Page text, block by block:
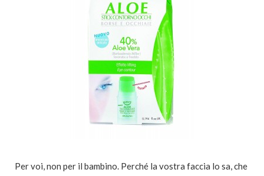
Per voi, non per il bambino. Perché la vostra faccia lo sa, che